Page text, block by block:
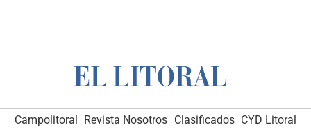
Campolitoral Revista Nosotros Clasificados CYD Litoral